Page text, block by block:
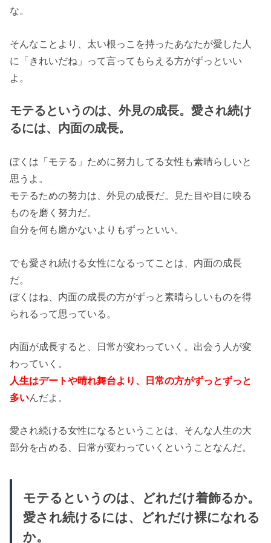
な。
そんなことより、太い根っこを持ったあなたが愛した人
に「きれいだね」って言ってもらえる方がずっといい
よ。
モテるというのは、外見の成長。愛され続け
るには、内面の成長。
ぼくは「モテる」ために努力してる女性も素晴らしいと
思うよ。
モテるための努力は、外見の成長だ。見た目や目に映る
ものを磨く努力だ。
自分を何も磨かないよりもずっといい。
でも愛され続ける女性になるってことは、内面の成長
だ。
ぼくはね、内面の成長の方がずっと素晴らしいものを得
られるって思っている。
内面が成長すると、日常が変わっていく。出会う人が変
わっていく。
人生はデートや晴れ舞台より、日常の方がずっとずっと
多いんだよ。
愛され続ける女性になるということは、そんな人生の大
部分を占める、日常が変わっていくということなんだ。
モテるというのは、どれだけ着飾るか。
愛され続けるには、どれだけ裸になれる
か。